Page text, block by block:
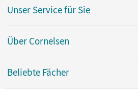
Unser Service für Sie
Über Cornelsen
Beliebte Fächer